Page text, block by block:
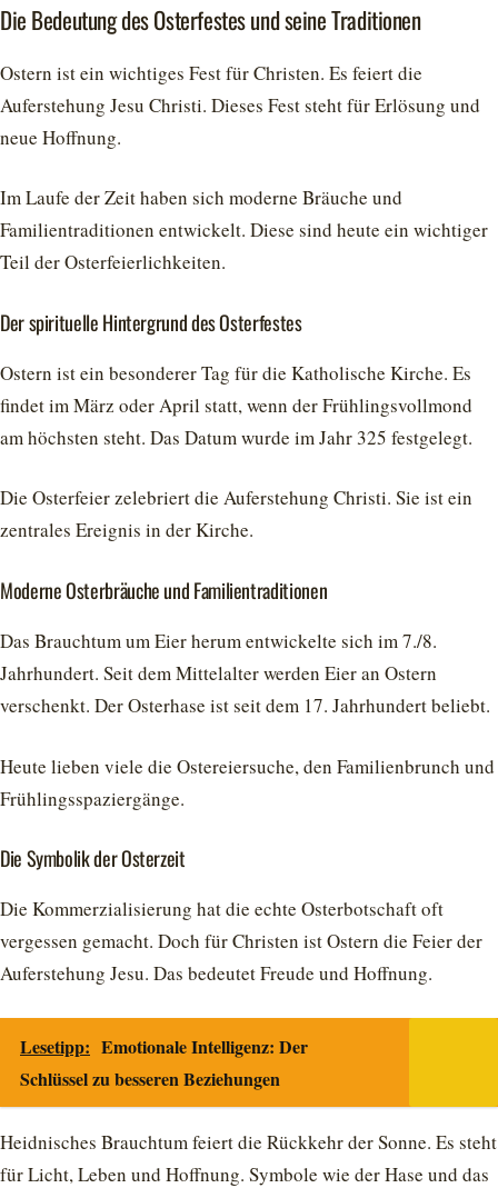
Die Bedeutung des Osterfestes und seine Traditionen
Ostern ist ein wichtiges Fest für Christen. Es feiert die
Auferstehung Jesu Christi. Dieses Fest steht für Erlösung und
neue Hoffnung.
Im Laufe der Zeit haben sich moderne Bräuche und
Familientraditionen entwickelt. Diese sind heute ein wichtiger
Teil der Osterfeierlichkeiten.
Der spirituelle Hintergrund des Osterfestes
Ostern ist ein besonderer Tag für die Katholische Kirche. Es
findet im März oder April statt, wenn der Frühlingsvollmond
am höchsten steht. Das Datum wurde im Jahr 325 festgelegt.
Die Osterfeier zelebriert die Auferstehung Christi. Sie ist ein
zentrales Ereignis in der Kirche.
Moderne Osterbräuche und Familientraditionen
Das Brauchtum um Eier herum entwickelte sich im 7./8.
Jahrhundert. Seit dem Mittelalter werden Eier an Ostern
verschenkt. Der Osterhase ist seit dem 17. Jahrhundert beliebt.
Heute lieben viele die Ostereiersuche, den Familienbrunch und
Frühlingsspaziergänge.
Die Symbolik der Osterzeit
Die Kommerzialisierung hat die echte Osterbotschaft oft
vergessen gemacht. Doch für Christen ist Ostern die Feier der
Auferstehung Jesu. Das bedeutet Freude und Hoffnung.
Lesetipp: Emotionale Intelligenz: Der
Schlüssel zu besseren Beziehungen
Heidnisches Brauchtum feiert die Rückkehr der Sonne. Es steht
für Licht, Leben und Hoffnung. Symbole wie der Hase und das